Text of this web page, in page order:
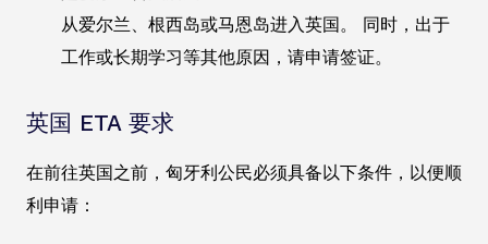
从爱尔兰、根西岛或马恩岛进入英国。 同时，出于
工作或长期学习等其他原因，请申请签证。
英国 ETA 要求
在前往英国之前，匈牙利公民必须具备以下条件，以便顺
利申请：